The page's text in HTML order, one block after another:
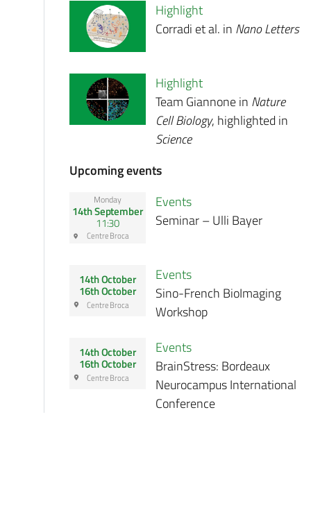
Highlight
Corradi et al. in Nano Letters
Highlight
Team Giannone in Nature
Cell Biology, highlighted in
Science
Upcoming events
Monday
14th September
11:30
Centre Broca
Events
Seminar – Ulli Bayer
14th October
16th October
Centre Broca
Events
Sino-French BioImaging
Workshop
14th October
16th October
Centre Broca
Events
BrainStress: Bordeaux
Neurocampus International
Conference